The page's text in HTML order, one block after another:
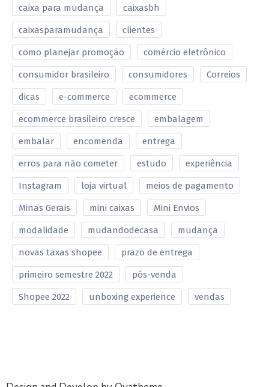
caixa para mudança caixasbh
caixasparamudança clientes
como planejar promoção comércio eletrônico
consumidor brasileiro consumidores Correios
dicas e-commerce ecommerce
ecommerce brasileiro cresce embalagem
embalar encomenda entrega
erros para não cometer estudo experiência
Instagram loja virtual meios de pagamento
Minas Gerais mini caixas Mini Envios
modalidade mudandodecasa mudança
novas taxas shopee prazo de entrega
primeiro semestre 2022 pós-venda
Shopee 2022 unboxing experience vendas